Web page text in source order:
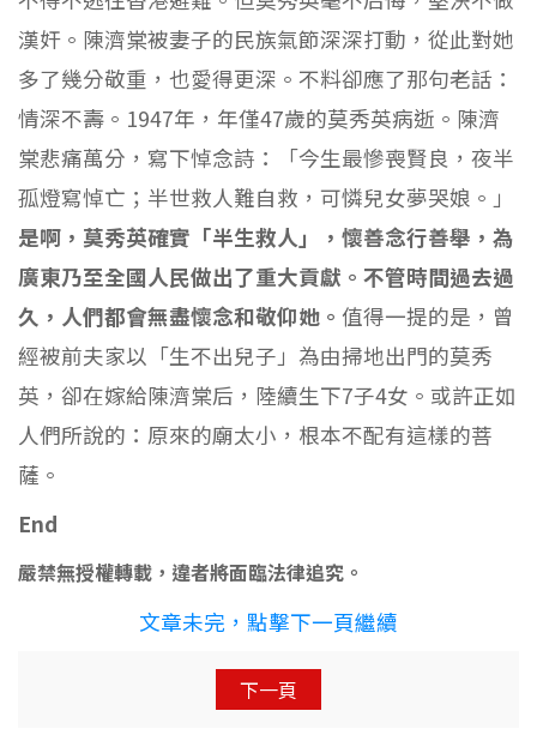
漢奸。陳濟棠被妻子的民族氣節深深打動，從此對她
多了幾分敬重，也愛得更深。不料卻應了那句老話：
情深不壽。1947年，年僅47歲的莫秀英病逝。陳濟
棠悲痛萬分，寫下悼念詩：「今生最慘喪賢良，夜半
孤燈寫悼亡；半世救人難自救，可憐兒女夢哭娘。」
是啊，莫秀英確實「半生救人」，懷善念行善舉，為
廣東乃至全國人民做出了重大貢獻。不管時間過去過
久，人們都會無盡懷念和敬仰她。 值得一提的是，曾
經被前夫家以「生不出兒子」為由掃地出門的莫秀
英，卻在嫁給陳濟棠后，陸續生下7子4女。或許正如
人們所說的：原來的廟太小，根本不配有這樣的菩
薩。
End
嚴禁無授權轉載，違者將面臨法律追究。
文章未完，點擊下一頁繼續
下一頁